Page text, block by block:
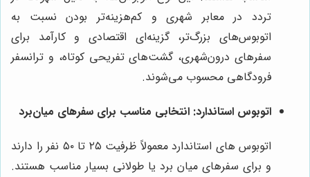
تردد در معابر شهری و کم‌هزینه‌تر بودن نسبت به
اتوبوس‌های بزرگ‌تر، گزینه‌ای اقتصادی و کارآمد برای
سفرهای درون‌شهری، گشت‌های تفریحی کوتاه، و ترانسفر
فرودگاهی محسوب می‌شوند.
اتوبوس استاندارد: انتخابی مناسب برای سفرهای میان‌برد
اتوبوس های استاندارد معمولاً ظرفیت ۲۵ تا ۵۰ نفر را دارند
و برای سفرهای میان برد یا طولانی بسیار مناسب هستند.